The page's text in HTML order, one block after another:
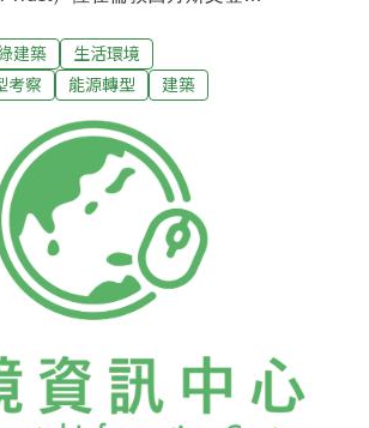
怡工」環境的決心和做法。此次是台灣
團隊第三度造訪此棟建築，過去是為
談可行的合作方案；此次拜訪，則是為
轉型上的努力經驗，以其綠建築辦公
的第一站。國民信託國際專員蘇‧卡索
示，此棟綠建築命名為希利斯
了紀念碧雅翠絲．波特小姐（Beatrix
得的故事》作者）長久以來與國民信託
保護日漸受到威脅的鄉野資源及信託概
建築
生活環境
考察
能源轉型 建築